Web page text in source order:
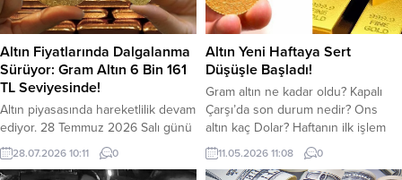
sundu. Büyükşehir Belediye
Başkanı Mehmet Kasım Gülpınar,
Uluslararası Dergiye verdiği
röportajda ayrıca Şanlıurfa’nın tarihi
ve kültürel mirasına büyük...
de meslek edinme fırsatı sunuyor.
Sanattan spora, el becerilerinden
kişisel gelişime kadar geniş bir
yelpazede açılan...
Altın Fiyatlarında Dalgalanma
Sürüyor: Gram Altın 6 Bin 161
TL Seviyesinde!
Altın piyasasında hareketlilik devam
ediyor. 28 Temmuz 2026 Salı günü
itibarıyla Kuyumcular Çarşısı’nda
gram altın 6 bin 161 TL
28.07.2026 10:11 0
Altın Yeni Haftaya Sert
Düşüşle Başladı!
Gram altın ne kadar oldu? Kapalı
Çarşı’da son durum nedir? Ons
altın kaç Dolar? Haftanın ilk işlem
gününde gözde yatırım
araçlarından altında hareketlilik
11.05.2026 11:08 0